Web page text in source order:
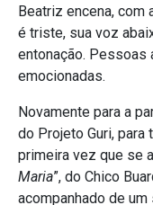
Beatriz encena, com
é triste, sua voz
entonação. Pessoas
emocionadas.
Novamente para a
do Projeto Guri, para
primeira vez que se
Maria”, do Chico
acompanhado de